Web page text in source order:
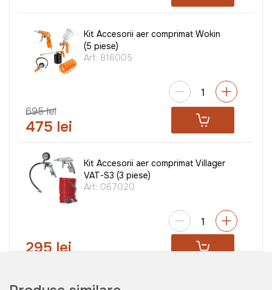
Kit Accesorii aer comprimat Wokin
(5 piese)
Art: 816005
695 lei
475 lei
Kit Accesorii aer comprimat Villager
VAT-S3 (3 piese)
Art: 067020
295 lei